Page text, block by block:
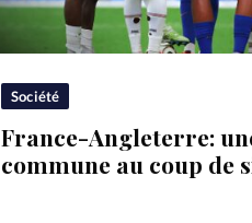
Société
France-Angleterre:
commune au coup de